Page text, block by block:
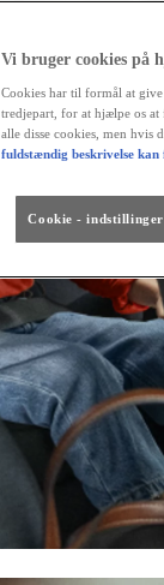
Vi bruger cookies på
Cookies har til formål at
tredjepart, for at hjælpe os
alle disse cookies, men hvis
fuldstændig beskrivelse
Cookie - indstillinger